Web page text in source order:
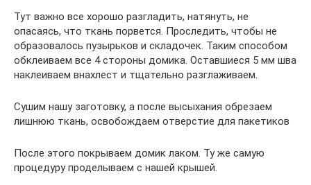
Тут важно все хорошо разгладить, натянуть, не
опасаясь, что ткань порвется. Проследить, чтобы не
образовалось пузырьков и складочек. Таким способом
обклеиваем все 4 стороны домика. Оставшиеся 5 мм шва
наклеиваем внахлест и тщательно разглаживаем.
Сушим нашу заготовку, а после высыхания обрезаем
лишнюю ткань, освобождаем отверстие для пакетиков
После этого покрываем домик лаком. Ту же самую
процедуру проделываем с нашей крышей.